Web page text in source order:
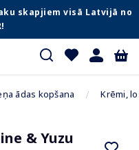
skapjiem visā Latvijā no
ādas kopšana Krēmi,
& Yuzu